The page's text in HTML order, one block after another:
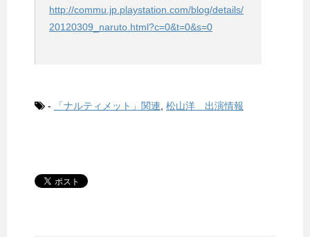
http://commu.jp.playstation.com/blog/details/
20120309_naruto.html?c=0&t=0&s=0
- 「ナルティメット」関連 松山洋 出演情報